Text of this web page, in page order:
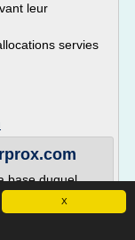
X
leur
servies
base duquel
sociale et celui
ou assurance